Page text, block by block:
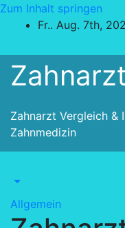
Zum Inhalt springen
Fr.. Aug. 7th,
Zahnarzt Vergleich &
Zahnmedizin
Allgemein